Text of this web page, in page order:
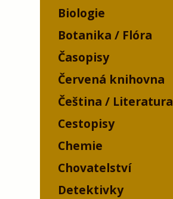
Biologie
Botanika / Flóra
Časopisy
Červená knihovna
Čeština / Literatura
Cestopisy
Chemie
Chovatelství
Detektivky